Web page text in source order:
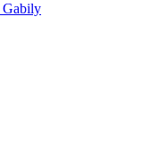
Gabily